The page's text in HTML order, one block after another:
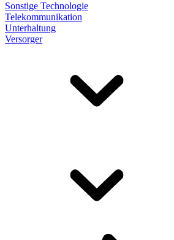
Sonstige Technologie
Telekommunikation
Unterhaltung
Versorger